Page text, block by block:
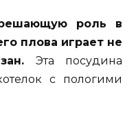
роль в
плова играет не
Эта посудина
с пологими